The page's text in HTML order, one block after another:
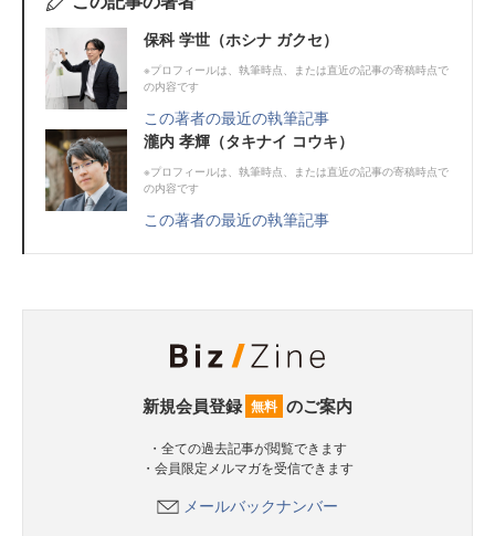
保科 学世（ホシナ ガクセ）
※プロフィールは、執筆時点、または直近の記事の寄稿時点で
の内容です
この著者の最近の執筆記事
瀧内 孝輝（タキナイ コウキ）
※プロフィールは、執筆時点、または直近の記事の寄稿時点で
の内容です
この著者の最近の執筆記事
新規会員登録 無料 のご案内
・全ての過去記事が閲覧できます
・会員限定メルマガを受信できます
メールバックナンバー